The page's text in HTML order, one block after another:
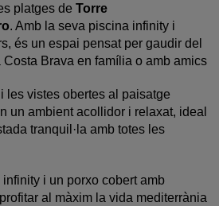
platges de Torre
. Amb la seva piscina infinity i
és un espai pensat per gaudir del
Brava en família o amb amics
les vistes obertes al paisatge
un ambient acollidor i relaxat, ideal
tranquil·la amb totes les
infinity i un porxo cobert amb
al màxim la vida mediterrània